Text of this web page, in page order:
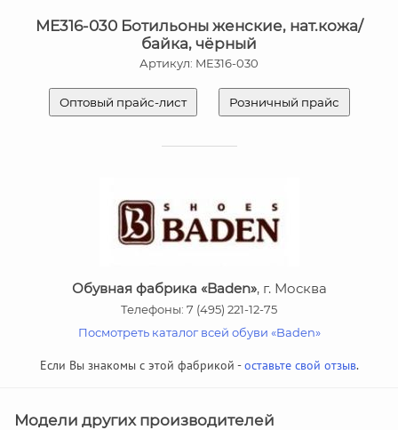
ME316-030 Ботильоны женские, нат.кожа/
байка, чёрный
Артикул: ME316-030
Оптовый прайс-лист Розничный прайс
Обувная фабрика «Baden», г. Москва
Телефоны: 7 (495) 221-12-75
Посмотреть каталог всей обуви «Baden»
Если Вы знакомы с этой фабрикой -оставьте свой отзыв.
Модели других производителей